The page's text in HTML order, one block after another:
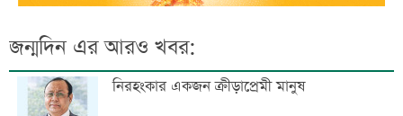
জন্মদিন এর আরও খবর:
নিরহংকার একজন ক্রীড়াপ্রেমী মানুষ